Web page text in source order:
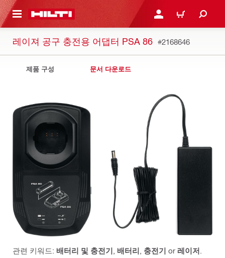
으로 건너뛰기 로그인 또는 회원가입
장바구니
레이져 공구 충전용 어댑터 PSA 86 #2168646
제품 구성 문서 다운로드
관련 키워드: 배터리 및 충전기 배터리 충전기 or 레이저